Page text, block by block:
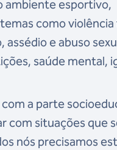
ambiente esportivo,
como violência
assédio e abuso
saúde mental,
a parte
com situações que
nós precisamos